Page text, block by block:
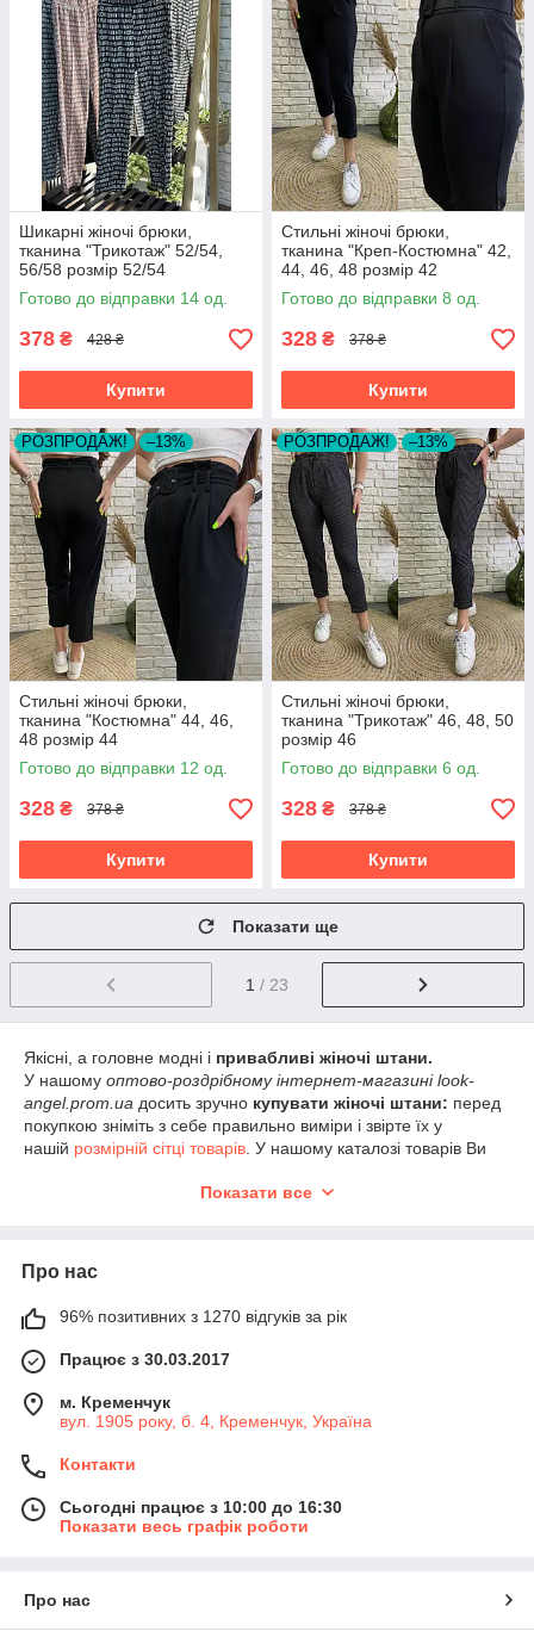
Шикарні жіночі брюки,
тканина "Трикотаж" 52/54,
56/58 розмір 52/54
Готово до відправки 14 од.
378 ₴ 428 ₴
Купити
Стильні жіночі брюки,
тканина "Креп-Костюмна" 42,
44, 46, 48 розмір 42
Готово до відправки 8 од.
328 ₴ 378 ₴
Купити
РОЗПРОДАЖ! –13%
Стильні жіночі брюки,
тканина "Костюмна" 44, 46,
48 розмір 44
Готово до відправки 12 од.
328 ₴ 378 ₴
Купити
РОЗПРОДАЖ! –13%
Стильні жіночі брюки,
тканина "Трикотаж" 46, 48, 50
розмір 46
Готово до відправки 6 од.
328 ₴ 378 ₴
Купити
Показати ще
1 / 23
Якісні, а головне модні і привабливі жіночі штани.
У нашому оптово-роздрібному інтернет-магазині look-
angel.prom.ua досить зручно купувати жіночі штани: перед
покупкою зніміть з себе правильно виміри і звірте їх у
нашій розмірній сітці товарів . У нашому каталозі товарів Ви
молодіжні штани жіночіна кожен день;
випадків;
√легкіжіночі брюки на літо і зиму;
Для повних жінок (50р+) у нас є безліч варіацій красивих
неабияк приховують їх недоліки. Худеньким дівчатам (40-
48р), ми з радістю готові запропонувати Вам достатню
кількість дуже ефектних і фірмових моделей суконь на будь-
який смак та випадок життя.
Показати все
Про нас
96% позитивних з 1270 відгуків за рік
Працює з 30.03.2017
м. Кременчук
вул. 1905 року, б. 4, Кременчук, Україна
Контакти
Сьогодні працює з 10:00 до 16:30
Показати весь графік роботи
Про нас